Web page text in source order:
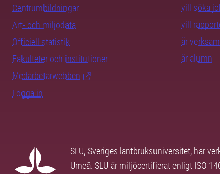
Centrumbildningar
Art- och miljödata
Officiell statistik
Fakulteter och institutioner
Medarbetarwebben
Logga in
vill söka
vill
är
är alumn
SLU, Sveriges lantbruksuniversitet, har
Umeå. SLU är miljöcertifierat enligt ISO